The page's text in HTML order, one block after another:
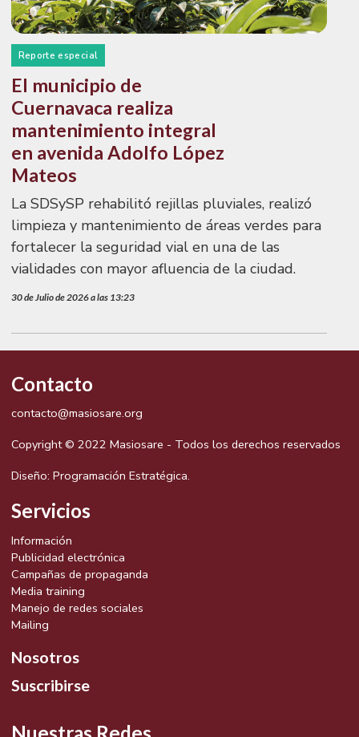
Reporte especial
El municipio de
Cuernavaca realiza
mantenimiento integral
en avenida Adolfo López
Mateos
La SDSySP rehabilitó rejillas pluviales, realizó
limpieza y mantenimiento de áreas verdes para
fortalecer la seguridad vial en una de las
vialidades con mayor afluencia de la ciudad.
30 de Julio de 2026 a las 13:23
Contacto
contacto@masiosare.org
Copyright © 2022 Masiosare - Todos los derechos reservados
Diseño: Programación Estratégica.
Servicios
Información
Publicidad electrónica
Campañas de propaganda
Media training
Manejo de redes sociales
Mailing
Nosotros
Suscribirse
Nuestras Redes